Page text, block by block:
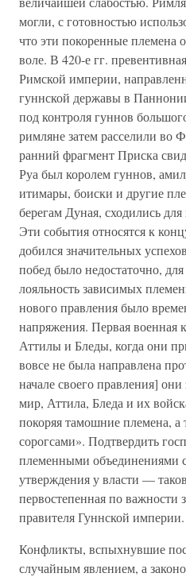
могли, с готовностью
что эти покоренные племена
воле. В 420-е гг.
Римской империи,
гуннской державы в
под контроля гуннов
римляне затем расселили во
ранний фрагмент Приска
Руа был королем гуннов,
итимары, боиски и другие
берегам Дуная, сходились
Эти события относятся к
добился значительных
побед было недостаточно,
лояльность зависимых
нового правления было
напряжения. Первая военная
Аттилы и Бледы, когда они
вовсе не была направлена
начале своего правления]
мир, Аттила, Бледа и их
покоряя тамошние племена, а
сорогсами». Подтвердить
племенными объединениями
утверждения у власти —
первостепенная по важности
правителя Гуннской империи.
Конфликты, вспыхнувшие
случайным явлением, а